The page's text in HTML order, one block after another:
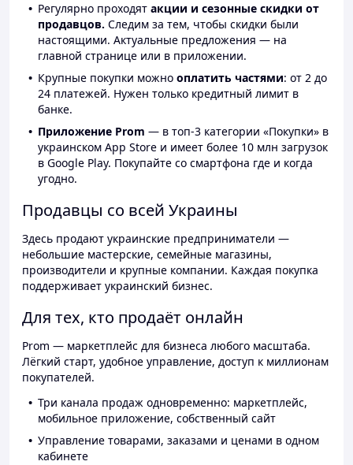
Регулярно проходят акции и сезонные скидки от
продавцов. Следим за тем, чтобы скидки были
настоящими. Актуальные предложения — на
главной странице или в приложении.
Крупные покупки можно оплатить частями: от 2 до
24 платежей. Нужен только кредитный лимит в
банке.
Приложение Prom — в топ-3 категории «Покупки» в
украинском App Store и имеет более 10 млн загрузок
в Google Play. Покупайте со смартфона где и когда
угодно.
Продавцы со всей Украины
Здесь продают украинские предприниматели —
небольшие мастерские, семейные магазины,
производители и крупные компании. Каждая покупка
поддерживает украинский бизнес.
Для тех, кто продаёт онлайн
Prom — маркетплейс для бизнеса любого масштаба.
Лёгкий старт, удобное управление, доступ к миллионам
покупателей.
Три канала продаж одновременно: маркетплейс,
мобильное приложение, собственный сайт
Управление товарами, заказами и ценами в одном
кабинете